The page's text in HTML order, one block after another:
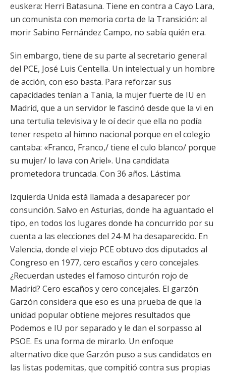
euskera: Herri Batasuna. Tiene en contra a Cayo Lara,
un comunista con memoria corta de la Transición: al
morir Sabino Fernández Campo, no sabía quién era.
Sin embargo, tiene de su parte al secretario general
del PCE, José Luis Centella. Un intelectual y un hombre
de acción, con eso basta. Para reforzar sus
capacidades tenían a Tania, la mujer fuerte de IU en
Madrid, que a un servidor le fascinó desde que la vi en
una tertulia televisiva y le oí decir que ella no podía
tener respeto al himno nacional porque en el colegio
cantaba: «Franco, Franco,/ tiene el culo blanco/ porque
su mujer/ lo lava con Ariel». Una candidata
prometedora truncada. Con 36 años. Lástima.
Izquierda Unida está llamada a desaparecer por
consunción. Salvo en Asturias, donde ha aguantado el
tipo, en todos los lugares donde ha concurrido por su
cuenta a las elecciones del 24-M ha desaparecido. En
Valencia, donde el viejo PCE obtuvo dos diputados al
Congreso en 1977, cero escaños y cero concejales.
¿Recuerdan ustedes el famoso cinturón rojo de
Madrid? Cero escaños y cero concejales. El garzón
Garzón considera que eso es una prueba de que la
unidad popular obtiene mejores resultados que
Podemos e IU por separado y le dan el sorpasso al
PSOE. Es una forma de mirarlo. Un enfoque
alternativo dice que Garzón puso a sus candidatos en
las listas podemitas, que compitió contra sus propias